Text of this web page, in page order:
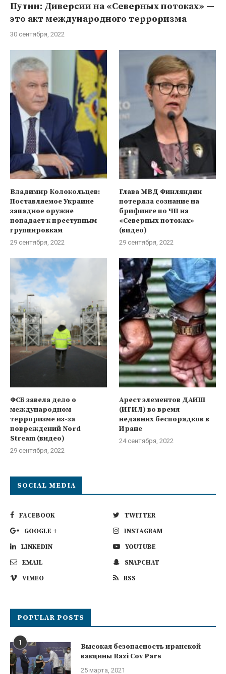
Путин: Диверсии на «Северных потоках» —
это акт международного терроризма
30 сентября, 2022
Владимир Колокольцев:
Поставляемое Украине
западное оружие
попадает к преступным
группировкам
29 сентября, 2022
Глава МВД Финляндии
потеряла сознание на
брифинге по ЧП на
«Северных потоках»
(видео)
29 сентября, 2022
ФСБ завела дело о
международном
терроризме из-за
повреждений Nord
Stream (видео)
29 сентября, 2022
Арест элементов ДАИШ
(ИГИЛ) во время
недавних беспорядков в
Иране
24 сентября, 2022
SOCIAL MEDIA
FACEBOOK
TWITTER
GOOGLE +
INSTAGRAM
LINKEDIN
YOUTUBE
EMAIL
SNAPCHAT
VIMEO
RSS
POPULAR POSTS
1
Высокая безопасность иранской
вакцины Razi Cov Pars
25 марта, 2021